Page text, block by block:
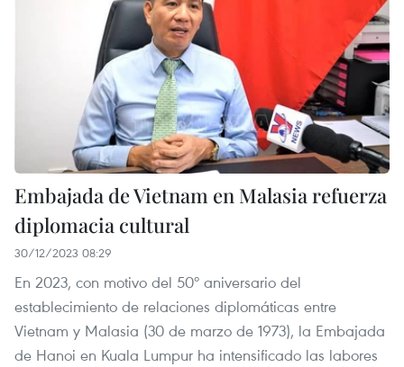
Embajada de Vietnam en Malasia refuerza
diplomacia cultural
30/12/2023 08:29
En 2023, con motivo del 50º aniversario del
establecimiento de relaciones diplomáticas entre
Vietnam y Malasia (30 de marzo de 1973), la Embajada
de Hanoi en Kuala Lumpur ha intensificado las labores